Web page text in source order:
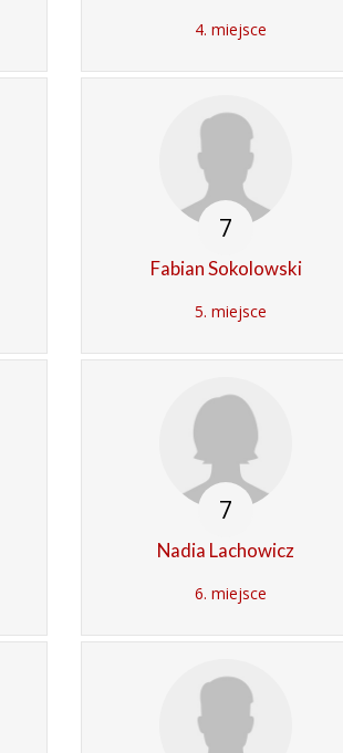
4. miejsce
7
Fabian Sokolowski
5. miejsce
7
Nadia Lachowicz
6. miejsce